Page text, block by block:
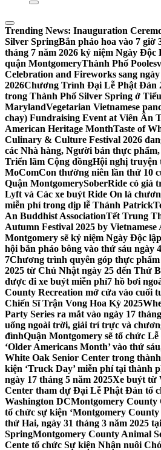
Trending News: Inauguration
Silver SpringBắn pháo hoa vào 7 giờ
tháng 7 năm 2026 kỷ niệm Ngày Độc
quận MontgomeryThành Phố
Celebration and Fireworks sang
2026Chương Trình Đại Lễ Phật Đản
trong Thành Phố Silver Spring ở
MarylandVegetarian Vietnamese
chay) Fundraising Event at Viên Ân
American Heritage MonthTaste of
Culinary & Culture Festival 2026
các Nhà hàng, Người bán thực
Triển lãm Cộng đồngHội nghị truyện
MoComCon thường niên lần thứ 10
Quận MontgomerySoberRide có giá
Lyft và Các xe buýt Ride On là
miễn phí trong dịp lễ Thánh Patrick
An Buddhist AssociationTết Trung
Autumn Festival 2025 by Vietnamese
Montgomery sẽ kỷ niệm Ngày Độc
hội bắn pháo bông vào thứ sáu ngày
7Chương trình quyên góp thực
2025 từ Chủ Nhật ngày 25 đến Thứ
được đi xe buýt miễn phí7 hồ bơi
County Recreation mở cửa vào cuối
Chiến Sĩ Trận Vong Hoa Kỳ 2025
Party Series ra mắt vào ngày 17
uống ngoài trời, giải trí trực và
đìnhQuận Montgomery sẽ tổ chức
‘Older Americans Month’ vào thứ
White Oak Senior Center trong
kiện ‘Truck Day’ miễn phí tại thành
ngày 17 tháng 5 năm 2025Xe buýt từ
Center tham dự Đại Lễ Phật Đản tổ
Washington DCMontgomery County
tổ chức sự kiện ‘Montgomery County
thứ Hai, ngày 31 tháng 3 năm 2025
SpringMontgomery County Animal
Cente tổ chức Sự kiện Nhận nuôi